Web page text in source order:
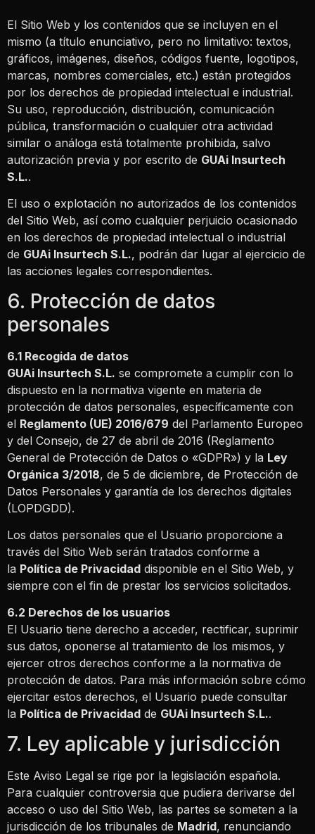
El Sitio Web y los contenidos que se incluyen en el
mismo (a título enunciativo, pero no limitativo: textos,
gráficos, imágenes, diseños, códigos fuente, logotipos,
marcas, nombres comerciales, etc.) están protegidos
por los derechos de propiedad intelectual e industrial.
Su uso, reproducción, distribución, comunicación
pública, transformación o cualquier otra actividad
similar o análoga está totalmente prohibida, salvo
autorización previa y por escrito de GUAi Insurtech
S.L..
El uso o explotación no autorizados de los contenidos
del Sitio Web, así como cualquier perjuicio ocasionado
en los derechos de propiedad intelectual o industrial
de GUAi Insurtech S.L., podrán dar lugar al ejercicio de
las acciones legales correspondientes.
6. Protección de datos
personales
6.1 Recogida de datos
GUAi Insurtech S.L. se compromete a cumplir con lo
dispuesto en la normativa vigente en materia de
protección de datos personales, específicamente con
el Reglamento (UE) 2016/679 del Parlamento Europeo
y del Consejo, de 27 de abril de 2016 (Reglamento
General de Protección de Datos o «GDPR») y la Ley
Orgánica 3/2018, de 5 de diciembre, de Protección de
Datos Personales y garantía de los derechos digitales
(LOPDGDD).
Los datos personales que el Usuario proporcione a
través del Sitio Web serán tratados conforme a
la Política de Privacidad disponible en el Sitio Web, y
siempre con el fin de prestar los servicios solicitados.
6.2 Derechos de los usuarios
El Usuario tiene derecho a acceder, rectificar, suprimir
sus datos, oponerse al tratamiento de los mismos, y
ejercer otros derechos conforme a la normativa de
protección de datos. Para más información sobre cómo
ejercitar estos derechos, el Usuario puede consultar
la Política de Privacidad de GUAi Insurtech S.L..
7. Ley aplicable y jurisdicción
Este Aviso Legal se rige por la legislación española.
Para cualquier controversia que pudiera derivarse del
acceso o uso del Sitio Web, las partes se someten a la
jurisdicción de los tribunales de Madrid, renunciando